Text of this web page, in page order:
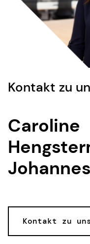
Kontakt zu
Caroline
Kontakt zu